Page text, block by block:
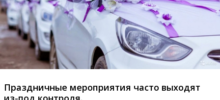
Праздничные мероприятия часто выходят